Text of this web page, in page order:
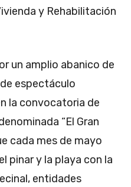
y Rehabilitación
un amplio abanico de
espectáculo
la convocatoria de
“El Gran
cada mes de mayo
pinar y la playa con la
entidades